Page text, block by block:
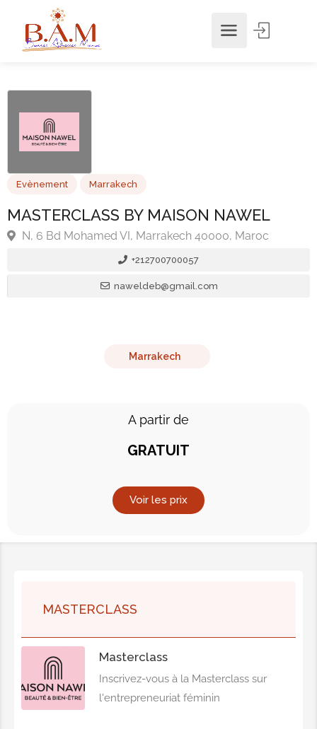
MASTERCLASS BY MAISON NAWEL
N, 6 Bd Mohamed VI, Marrakech 40000, Maroc
+212700700057
naweldeb@gmail.com
Marrakech
A partir de
GRATUIT
Voir les prix
MASTERCLASS
Masterclass
Inscrivez-vous à la Masterclass sur
l'entrepreneuriat féminin